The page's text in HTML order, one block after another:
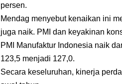
persen.
Mendag menyebut kenaikan ini
juga naik. PMI dan keyakinan
PMI Manufaktur Indonesia naik
123,5 menjadi 127,0.
Secara keseluruhan, kinerja